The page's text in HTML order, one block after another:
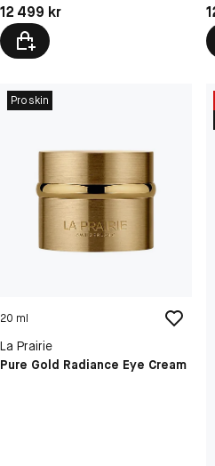
Pris: 12 499 kr
12 499 kr
Proskin
20 ml
La Prairie
Pure Gold Radiance Eye Cream